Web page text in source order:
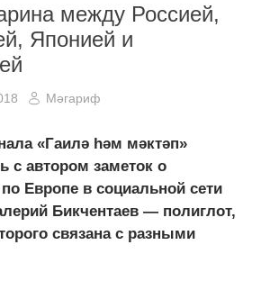
между Россией,
Японией и
Мәгариф
«Гаилә һәм мәктәп»
c автором заметок о
Европе в социальной сети
Бикчентаев — полиглот,
связана с разными